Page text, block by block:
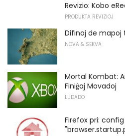
Revizio: Kobo
PRODUKTA REVIZIOJ
Difinoj de mapoj
NOVA & SEKVA
Mortal Kombat:
Finiĝaj Movadoj
LUDADO
Firefox pri: